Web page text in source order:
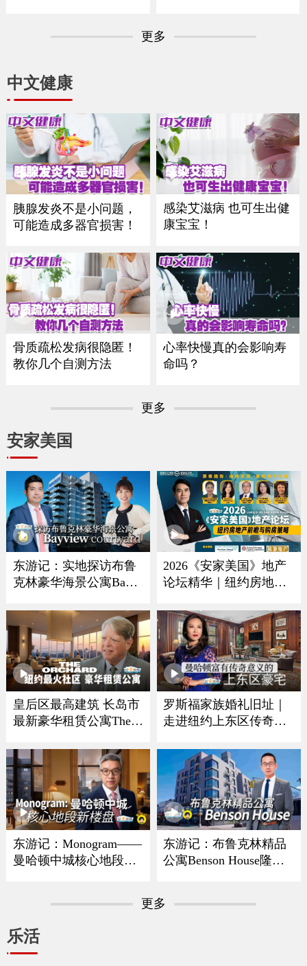
更多
中文健康
胰腺发炎不是小问题，
可能造成多器官损害！
感染艾滋病 也可生出健
康宝宝！
骨质疏松发病很隐匿！
教你几个自测方法
心率快慢真的会影响寿
命吗？
更多
安家美国
东游记：实地探访布鲁
克林豪华海景公寓Bayvi
2026《安家美国》地产
论坛精华｜纽约房地产
解析
皇后区最高建筑 长岛市
最新豪华租赁公寓The O
罗斯福家族婚礼旧址｜
走进纽约上东区传奇豪
东游记：Monogram——
曼哈顿中城核心地段新
东游记：布鲁克林精品
公寓Benson House隆重
更多
乐活